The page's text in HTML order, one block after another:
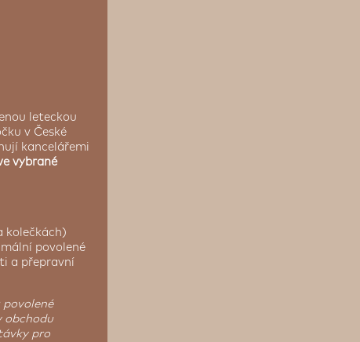
leteckou
v České
kancelářemi
vybrané
kolečkách)
povolené
a přepravní
obchodu
pro